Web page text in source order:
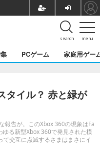
menu
search
PCゲーム 家庭用ゲー
タイル？ 赤と緑が
報告が。このXbox 360の現象はFa
る新型Xbox 360で発見された模
交互に点滅するさまはまさにイ